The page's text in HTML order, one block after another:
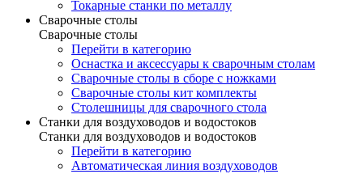
Токарные станки по металлу
Сварочные столы
Сварочные столы
Перейти в категорию
Оснастка и аксессуары к сварочным столам
Сварочные столы в сборе с ножками
Сварочные столы кит комплекты
Столешницы для сварочного стола
Станки для воздуховодов и водостоков
Станки для воздуховодов и водостоков
Перейти в категорию
Автоматическая линия воздуховодов